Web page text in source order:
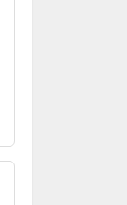
Sathorn
Sathorn